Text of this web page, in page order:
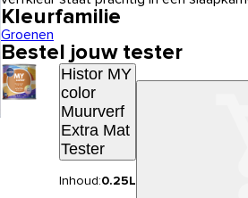
Kleurfamilie
Groenen
Bestel jouw tester
Histor MY
color
Muurverf
Extra Mat
Tester
Inhoud:0.25L